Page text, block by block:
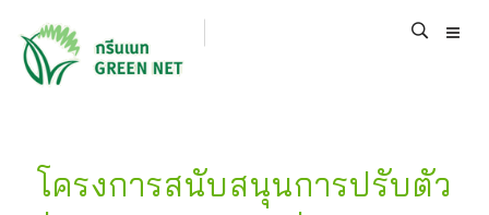
โครงการสนับสนุนการปรับตัว